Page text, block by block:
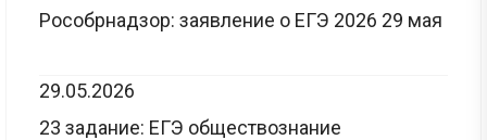
Рособрнадзор: заявление о ЕГЭ 2026 29 мая
29.05.2026
23 задание: ЕГЭ обществознание